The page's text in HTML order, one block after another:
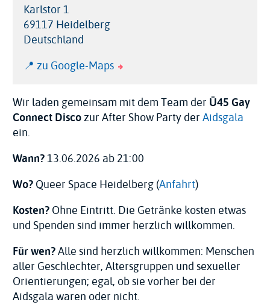
Address
Karlstor 1
69117 Heidelberg
Deutschland
Link
location
📍 zu Google-Maps
Wir laden gemeinsam mit dem Team der Ü45 Gay
Connect Discozur After Show Party derAidsgala
ein.
Wann?13.06.2026 ab 21:00
Wo?Queer Space Heidelberg (Anfahrt)
Kosten?Ohne Eintritt. Die Getränke kosten etwas
und Spenden sind immer herzlich willkommen.
Für wen?Alle sind herzlich willkommen: Menschen
aller Geschlechter, Altersgruppen und sexueller
Orientierungen; egal, ob sie vorher bei der
Aidsgala waren oder nicht.